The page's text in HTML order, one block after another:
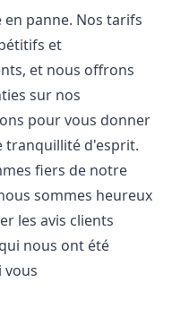
en panne. Nos tarifs
et
et nous offrons
sur nos
pour vous donner
tranquillité d'esprit.
fiers de notre
sommes heureux
les avis clients
nous ont été
vous